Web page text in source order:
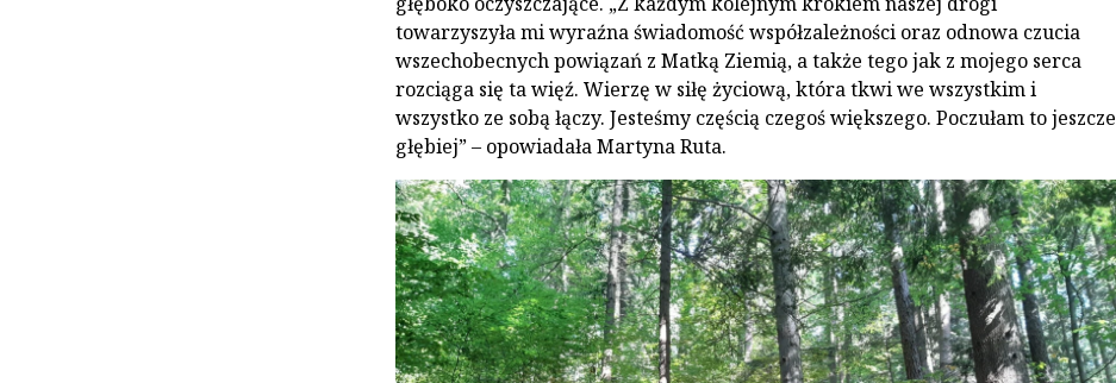
towarzyszyła mi wyraźna świadomość współzależności oraz odnowa czucia
wszechobecnych powiązań z Matką Ziemią, a także tego jak z mojego serca
rozciąga się ta więź. Wierzę w siłę życiową, która tkwi we wszystkim i
wszystko ze sobą łączy. Jesteśmy częścią czegoś większego. Poczułam to jeszcze
głębiej” – opowiadała Martyna Ruta.